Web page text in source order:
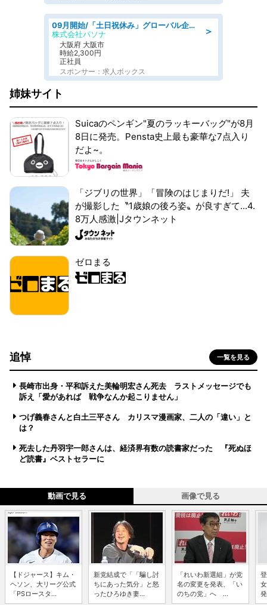
＞
09月開始/「土日祝休み」グローバル企業での産業保健のお仕事/保健師/高時給/残業なし/服装自由
株式会社パソナ
大阪府 大阪市
時給2,300円
正社員
スポンサー：求人ボックス
姉妹サイト
Suicaのペンギン"夏のラッキーバッグ"が8月
8日に発売。Pensta史上最も豪華な7点入り
だよ~。
「ジブリの世界」「冒険のはじまりだ!」 夫
が撮影した〝1歳娘の後ろ姿〟が良すぎて...4.
8万人感激|Jタウンネット
ゼロまる
追悼 一覧を見る
長崎市出身・平和訴えた美輪明宏さん死去 ラストメッセージでも
訴え「愛があれば 戦争なんか起こりません」
つげ義春さんと白土三平さん カリスマ漫画家、二人の「違い」と
は？
死去した丹羽宇一郎さんは、経済界有数の読書家だった 『死ぬほ
ど読書』ベストセラーに
動画で見る 画像で見る
【ドジャース】キム・
ヘソン、大リーグ公式
「PSロースタ...
新党結成で「「騙し討
ちにあった気分」と怒
ったひろゆき妻...
「れいわ新選組」が党
名の変更を発表、「い
のちの党」へ ...